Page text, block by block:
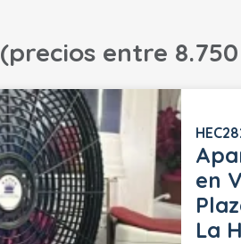
(precios entre
en
La